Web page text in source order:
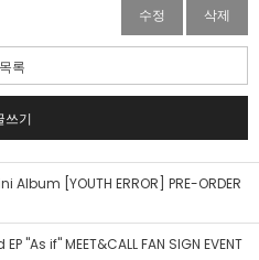
수정 삭제
목록
쓰기
Album [YOUTH ERROR] PRE-ORDER
"As if" MEET&CALL FAN SIGN EVENT